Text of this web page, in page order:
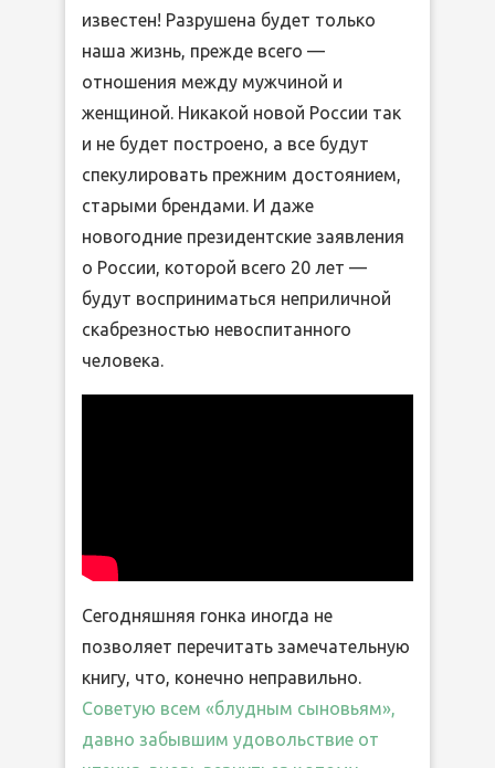
известен! Разрушена будет только
наша жизнь, прежде всего —
отношения между мужчиной и
женщиной. Никакой новой России так
и не будет построено, а все будут
спекулировать прежним достоянием,
старыми брендами. И даже
новогодние президентские заявления
о России, которой всего 20 лет —
будут восприниматься неприличной
скабрезностью невоспитанного
человека.
Сегодняшняя гонка иногда не
позволяет перечитать замечательную
книгу, что, конечно неправильно.
Советую всем «блудным сыновьям»,
давно забывшим удовольствие от